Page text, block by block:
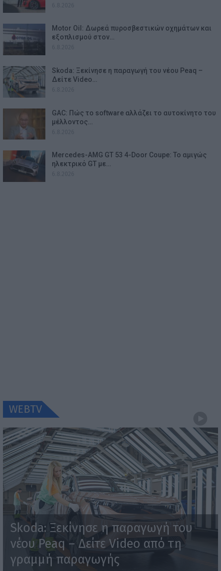
Motor Oil: Δωρεά πυροσβεστικών οχημάτων και
εξοπλισμού στον…
Skoda: Ξεκίνησε η παραγωγή του νέου Peaq –
Δείτε Video…
GAC: Πώς το software αλλάζει το αυτοκίνητο του
μέλλοντος…
Mercedes-AMG GT 53 4-Door Coupe: Το αμιγώς
ηλεκτρικό GT με…
WEBTV
Skoda: Ξεκίνησε η παραγωγή του
νέου Peaq – Δείτε Video από τη
γραμμή παραγωγής